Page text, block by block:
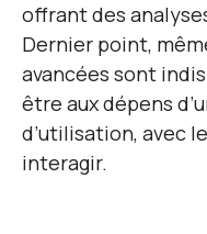
offrant des
Dernier point,
avancées sont
être aux dépens
d’utilisation, avec
interagir.